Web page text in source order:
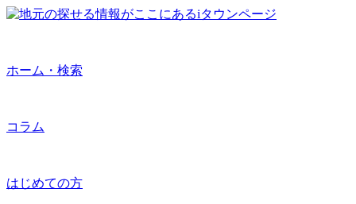
ホーム・検索
コラム
はじめての方